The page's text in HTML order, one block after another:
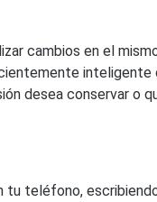
cambios en el
inteligente
desea conservar o
teléfono,